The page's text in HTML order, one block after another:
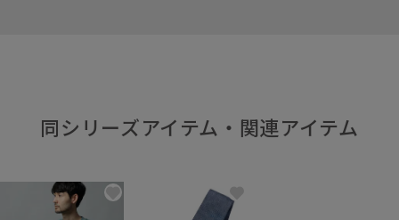
同シリーズアイテム・関連アイテム